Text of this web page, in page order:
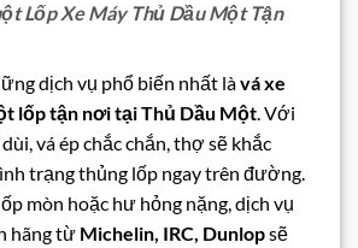
Lốp Xe Máy Thủ Dầu Một Tận
dịch vụ phổ biến nhất làvá xe
lốp tận nơi tại Thủ Dầu Một. Với
vá ép chắc chắn, thợ sẽ khắc
trạng thủng lốp ngay trên đường.
mòn hoặc hư hỏng nặng, dịch vụ
hãng từ Michelin, IRC, Dunlopsẽ